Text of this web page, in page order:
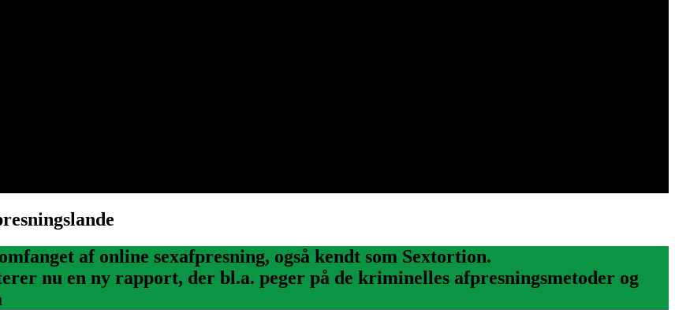
af online sexafpresning, også kendt som Sextortion.
nu en ny rapport, der bl.a. peger på de kriminelles afpresningsmetoder og